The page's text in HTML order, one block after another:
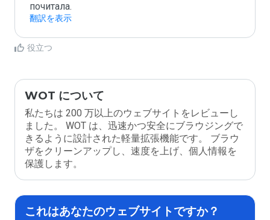
почитала.
翻訳を表示
役立つ
WOT について
私たちは 200 万以上のウェブサイトをレビューし
ました。 WOT は、迅速かつ安全にブラウジングで
きるように設計された軽量拡張機能です。 ブラウ
ザをクリーンアップし、速度を上げ、個人情報を
保護します。
これはあなたのウェブサイトですか？